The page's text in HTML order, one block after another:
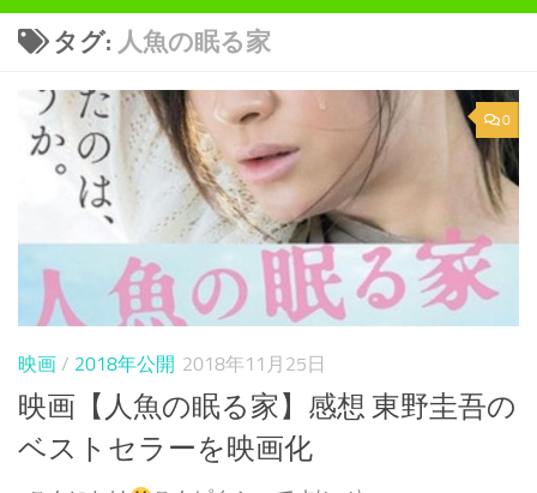
タグ: 人魚の眠る家
0
映画 / 2018年公開 2018年11月25日
映画【人魚の眠る家】感想 東野圭吾の
ベストセラーを映画化